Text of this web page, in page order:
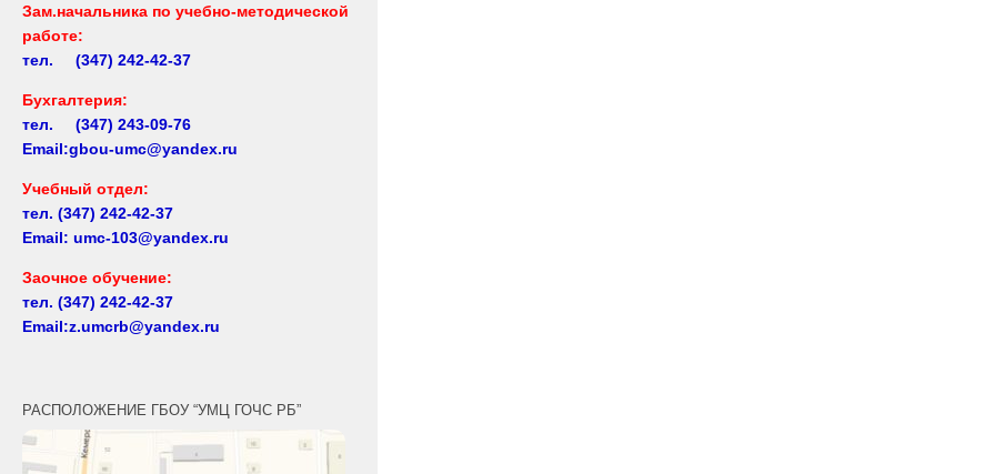
Зам.начальника по учебно-методической
работе:
тел. (347) 242-42-37
Бухгалтерия:
тел. (347) 243-09-76
Email:gbou-umc@yandex.ru
Учебный отдел:
тел. (347) 242-42-37
Email: umc-103@yandex.ru
Заочное обучение:
тел. (347) 242-42-37
Email:z.umcrb@yandex.ru
РАСПОЛОЖЕНИЕ ГБОУ “УМЦ ГОЧС РБ”